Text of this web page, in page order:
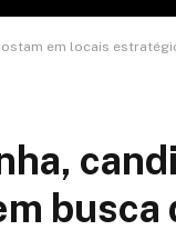
em locais
busca